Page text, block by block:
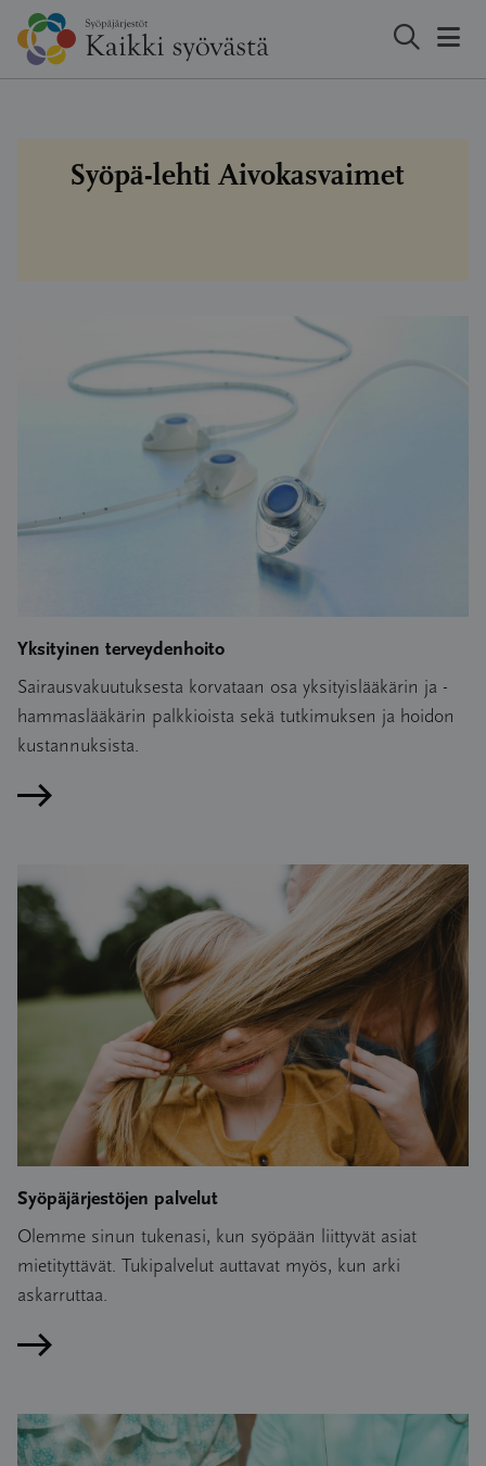
Hyppää
sisältöön
Syöpä-lehti Aivokasvaimet
Yksityinen terveydenhoito
Sairausvakuutuksesta korvataan osa yksityislääkärin ja -
hammaslääkärin palkkioista sekä tutkimuksen ja hoidon
kustannuksista.
Lue artikkeli
Syöpäjärjestöjen palvelut
Olemme sinun tukenasi, kun syöpään liittyvät asiat
mietityttävät. Tukipalvelut auttavat myös, kun arki
askarruttaa.
Lue artikkeli